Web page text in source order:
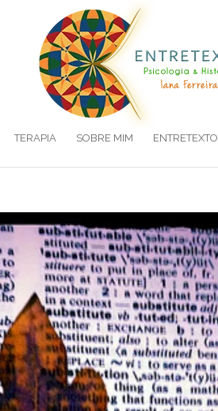
TERAPIA SOBRE MIM ENTRETEXTO